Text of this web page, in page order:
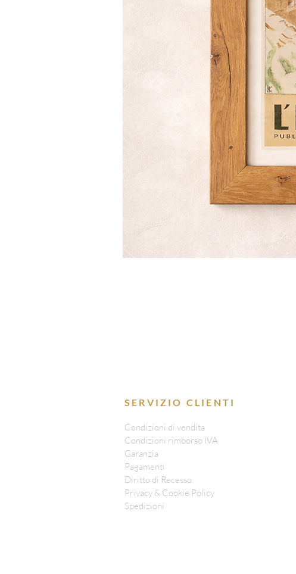
SERVIZIO CLIENTI
Condizioni di vendita
Condizioni rimborso IVA
Garanzia
Pagamenti
Diritto di Recesso
Privacy & Cookie Policy
Spedizioni